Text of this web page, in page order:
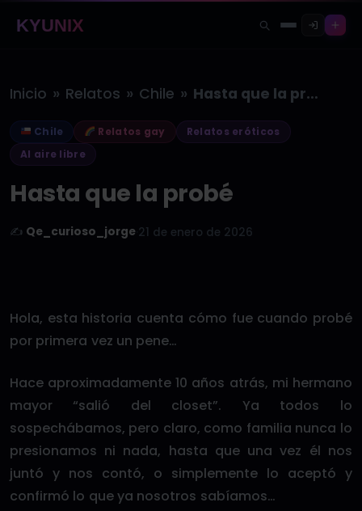
KYUNIX
Inicio » Relatos » Chile » Hasta que la probé
Chile Relatos gay
Relatos eróticos
Al aire libre
Hasta que la probé
✍️ Qe_curioso_jorge 21 de enero de 2026
Hola, esta historia cuenta cómo fue cuando probé
por primera vez un pene…
Hace aproximadamente 10 años atrás, mi hermano
mayor “salió del closet”. Ya todos lo
sospechábamos, pero claro, como familia nunca lo
presionamos ni nada, hasta que una vez él nos
juntó y nos contó, o simplemente lo aceptó y
confirmó lo que ya nosotros sabíamos…